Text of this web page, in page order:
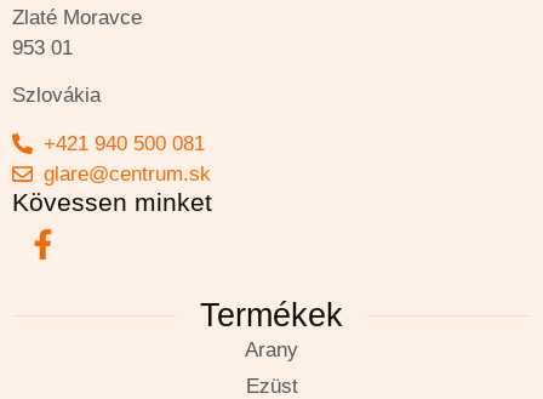
Zlaté Moravce
953 01
Szlovákia
+421 940 500 081
glare@centrum.sk
Kövessen minket
Termékek
Arany
Ezüst